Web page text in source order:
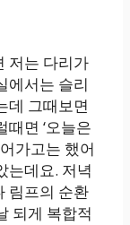
저는 다리가
에서는 슬리
데 그때보면
면 ‘오늘은
가고는 했어
는데요. 저녁
림프의 순환
되게 복합적